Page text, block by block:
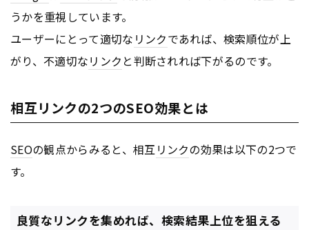
うかを重視しています。
ユーザーにとって適切な リンクであれば、検索順位が上
がり、不適切なリンク と判断されれば下がるのです。
相互リンクの2つのSEO効果とは
SEOの観点からみると、相互 リンクの効果は以下の2つで
す。
良質なリンクを集めれば、検索結果上位を狙える